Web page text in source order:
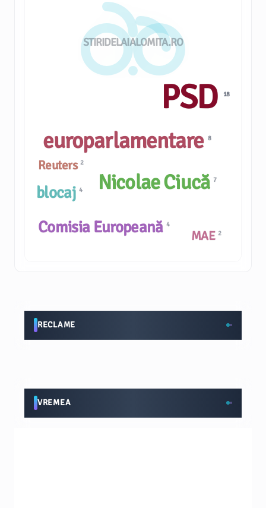
STIRIDELAIALOMITA.RO
Reuters 2
europarlamentare8
MAE 2
Comisia Europeană 4
Nicolae Ciucă7
blocaj4
PSD 18
RECLAME
VREMEA